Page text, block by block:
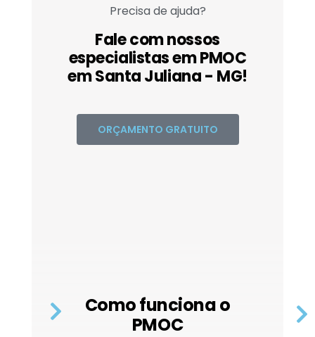
Precisa de ajuda?
Fale com nossos
especialistas em PMOC
em Santa Juliana - MG!
ORÇAMENTO GRATUITO
Como funciona o
PMOC